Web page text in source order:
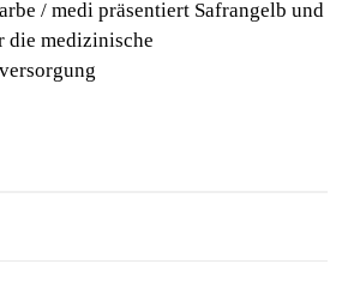
/ medi präsentiert Safrangelb und
die medizinische